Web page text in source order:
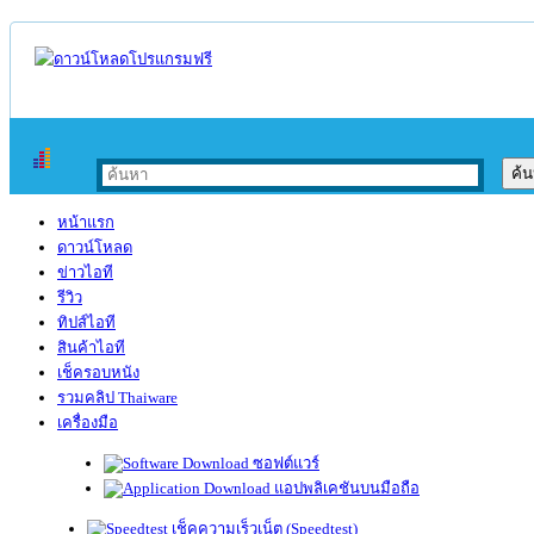
หน้าแรก
ดาวน์โหลด
ข่าวไอที
รีวิว
ทิปส์ไอที
สินค้าไอที
เช็ครอบหนัง
รวมคลิป Thaiware
เครื่องมือ
ซอฟต์แวร์
แอปพลิเคชันบนมือถือ
เช็คความเร็วเน็ต (Speedtest)